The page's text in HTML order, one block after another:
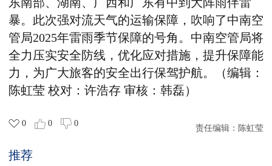
暴。此次强对流天气的运输保障，吹响了中南空
管局2025年雷雨季节保障的号角。中南空管局将
全力压实安全防线，优化应对措施，提升保障能
力，为广大旅客的安全出行保驾护航。（编辑：
陈虹莹 校对：许浩存 审核：韩磊）
0 0 0
责任编辑： 陈虹莹
推荐